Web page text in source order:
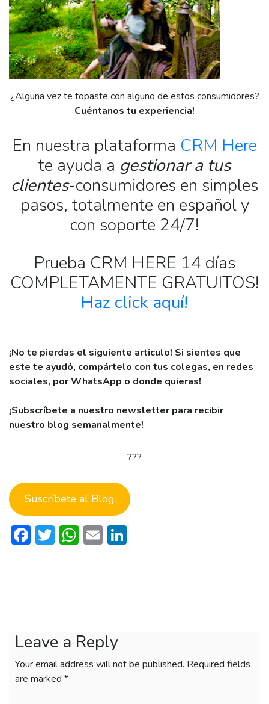
¿Alguna vez te topaste con alguno de estos consumidores?
Cuéntanos tu experiencia!
En nuestra plataforma CRM Here
te ayuda a gestionar a tus
clientes-consumidores en simples
pasos, totalmente en español y
con soporte 24/7!
Prueba CRM HERE 14 días
COMPLETAMENTE GRATUITOS!
Haz click aquí!
¡No te pierdas el siguiente articulo! Si sientes que
este te ayudó, compártelo con tus colegas, en redes
sociales, por WhatsApp o donde quieras!
¡Subscríbete a nuestro newsletter para recibir
nuestro blog semanalmente!
???
Suscríbete al Blog
Facebook
Twitter
WhatsApp
Email
Leave a Reply
Your email address will not be published. Required fields
are marked *